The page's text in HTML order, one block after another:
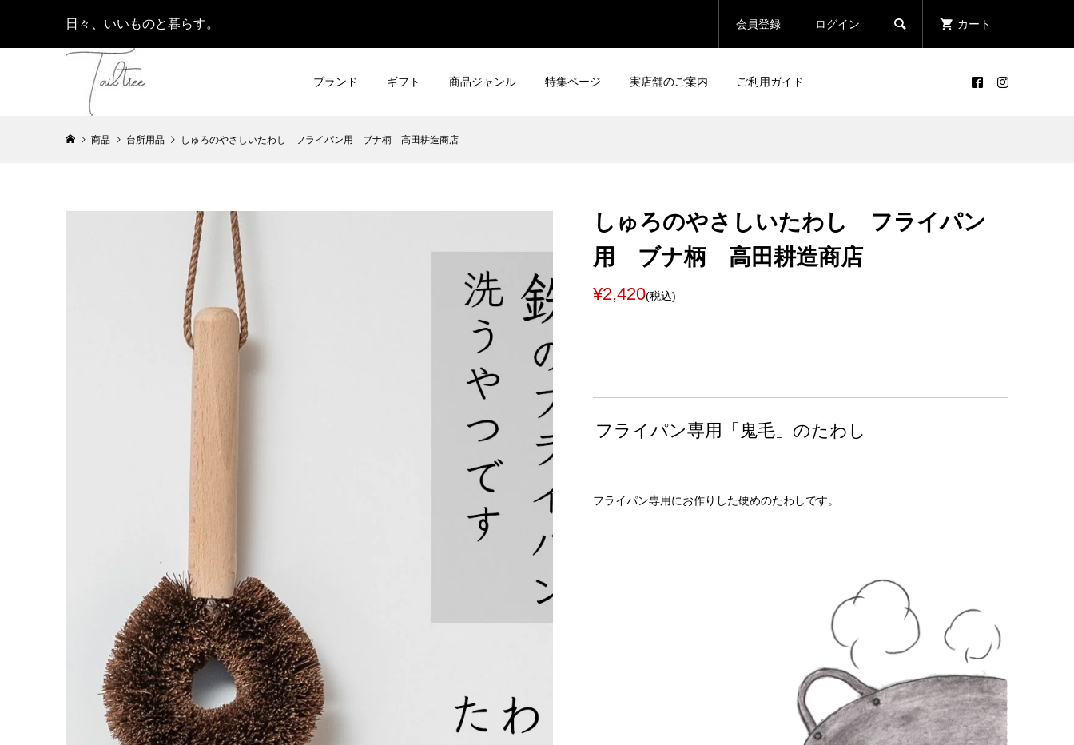
日々、いいものと暮らす。 会員登録 ログイン  カート
ブランド ギフト 商品ジャンル 特集ページ 実店舗のご案内 ご利用ガイド
商品 台所用品 しゅろのやさしいたわし フライパン用 ブナ柄 高田耕造商店
しゅろのやさしいたわし フライパン
用 ブナ柄 高田耕造商店
¥2,420(税込)
フライパン専用「鬼毛」のたわし
フライパン専用にお作りした硬めのたわしです。